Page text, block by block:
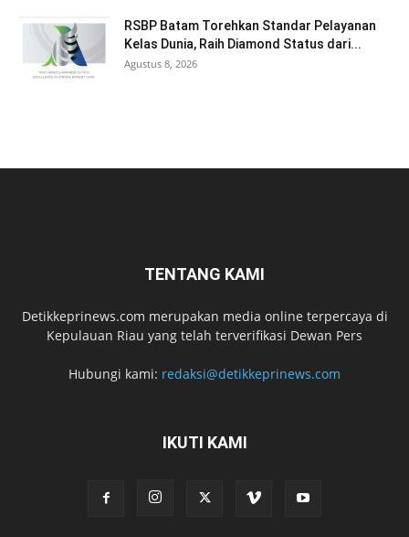
RSBP Batam Torehkan Standar Pelayanan
Kelas Dunia, Raih Diamond Status dari...
Agustus 8, 2026
TENTANG KAMI
Detikkeprinews.com merupakan media online terpercaya di
Kepulauan Riau yang telah terverifikasi Dewan Pers
Hubungi kami: redaksi@detikkeprinews.com
IKUTI KAMI